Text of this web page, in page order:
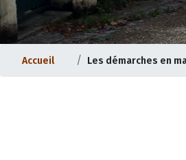
Accueil Les démarches en